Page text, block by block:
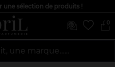
une sélection de produits !
0
une marque…...